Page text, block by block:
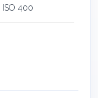
ISO 400